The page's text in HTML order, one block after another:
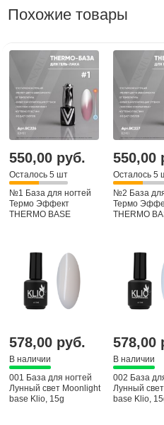
Похожие товары
550,00 руб.
Осталось 5 шт
№1 База для ногтей
Термо Эффект
THERMO BASE
550,00
Осталось 5
№2 База
Термо
THERMO
578,00 руб.
В наличии
001 База для ногтей
Лунный свет Moonlight
base Klio, 15g
578,00
В наличии
002 База
Лунный
base Klio,